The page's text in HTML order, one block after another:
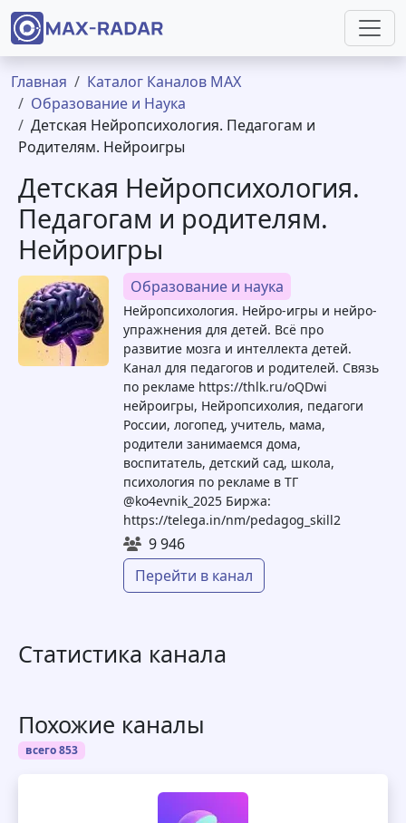
Перейти к основному содержанию
Строка навигации
Главная
Каталог Каналов MAX
Образование и Наука
Детская Нейропсихология. Педагогам и
Родителям. Нейроигры
Детская Нейропсихология.
Педагогам и родителям.
Нейроигры
Образование и наука
Нейропсихология. Нейро-игры и нейро-
упражнения для детей. Всё про
развитие мозга и интеллекта детей.
Канал для педагогов и родителей. Связь
по рекламе https://thlk.ru/oQDwi
нейроигры, Нейропсихолия, педагоги
России, логопед, учитель, мама,
родители занимаемся дома,
воспитатель, детский сад, школа,
психология по рекламе в ТГ
@ko4evnik_2025 Биржа:
https://telega.in/nm/pedagog_skill2
9 946
Перейти в канал
Статистика канала
Похожие каналы
всего 853